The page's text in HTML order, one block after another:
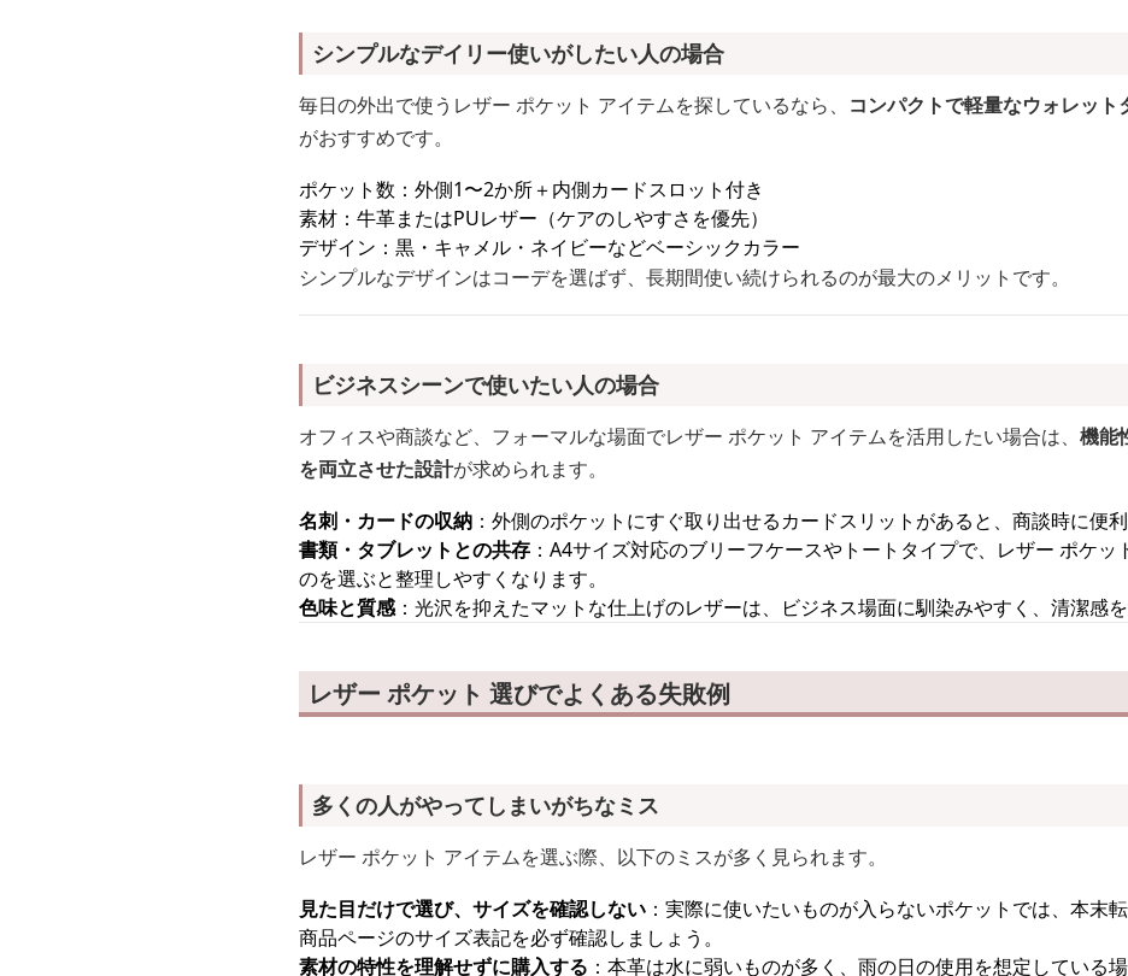
シンプルなデイリー使いがしたい人の場合
毎日の外出で使うレザー ポケット アイテムを探しているなら、 コンパクトで軽量なウォレッ
がおすすめです。
ポケット数：外側1〜2か所＋内側カードスロット付き
素材：牛革またはPUレザー（ケアのしやすさを優先）
デザイン：黒・キャメル・ネイビーなどベーシックカラー
シンプルなデザインはコーデを選ばず、長期間使い続けられるのが最大のメリットです。
ビジネスシーンで使いたい人の場合
オフィスや商談など、フォーマルな場面でレザー ポケット アイテムを活用したい場合は、 機能
を両立させた設計が求められます。
名刺・カードの収納 ：外側のポケットにすぐ取り出せるカードスリットがあると、商談時に便利
書類・タブレットとの共存 ：A4サイズ対応のブリーフケースやトートタイプで、レザー ポケッ
のを選ぶと整理しやすくなります。
色味と質感：光沢を抑えたマットな仕上げのレザーは、ビジネス場面に馴染みやすく、清潔感を
レザー ポケット 選びでよくある失敗例
多くの人がやってしまいがちなミス
レザー ポケット アイテムを選ぶ際、以下のミスが多く見られます。
見た目だけで選び、サイズを確認しない ：実際に使いたいものが入らないポケットでは、本末転
商品ページのサイズ表記を必ず確認しましょう。
素材の特性を理解せずに購入する ：本革は水に弱いものが多く、雨の日の使用を想定している